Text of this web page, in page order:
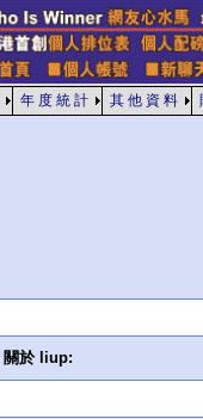
年 度 統 計 其 他 資 料
關於 liup: